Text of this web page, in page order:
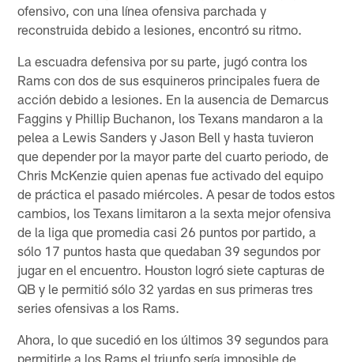
ofensivo, con una línea ofensiva parchada y
reconstruida debido a lesiones, encontró su ritmo.
La escuadra defensiva por su parte, jugó contra los
Rams con dos de sus esquineros principales fuera de
acción debido a lesiones. En la ausencia de Demarcus
Faggins y Phillip Buchanon, los Texans mandaron a la
pelea a Lewis Sanders y Jason Bell y hasta tuvieron
que depender por la mayor parte del cuarto periodo, de
Chris McKenzie quien apenas fue activado del equipo
de práctica el pasado miércoles. A pesar de todos estos
cambios, los Texans limitaron a la sexta mejor ofensiva
de la liga que promedia casi 26 puntos por partido, a
sólo 17 puntos hasta que quedaban 39 segundos por
jugar en el encuentro. Houston logró siete capturas de
QB y le permitió sólo 32 yardas en sus primeras tres
series ofensivas a los Rams.
Ahora, lo que sucedió en los últimos 39 segundos para
permitirle a los Rams el triunfo sería imposible de